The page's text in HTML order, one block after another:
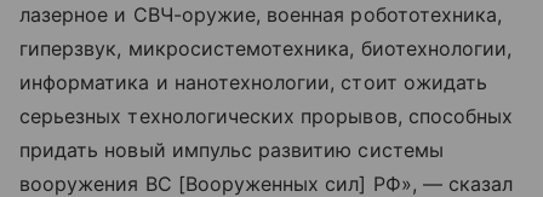
лазерное и СВЧ-оружие, военная робототехника,
гиперзвук, микросистемотехника, биотехнологии,
информатика и нанотехнологии, стоит ожидать
серьезных технологических прорывов, способных
придать новый импульс развитию системы
вооружения ВС [Вооруженных сил] РФ», — сказал